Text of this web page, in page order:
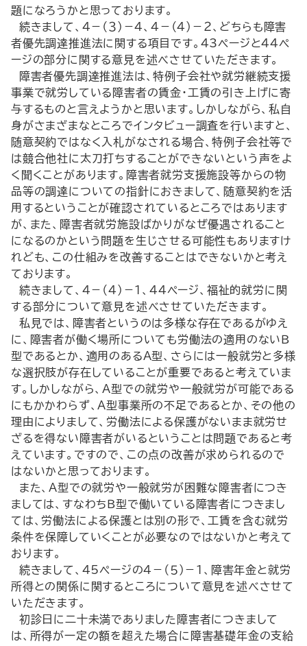
題になろうかと思っております。
続きまして、４－（３）－４、４－（４）－２、どちらも障害
者優先調達推進法に関する項目です。43ページと44ペ
ージの部分に関する意見を述べさせていただきます。
障害者優先調達推進法は、特例子会社や就労継続支援
事業で就労している障害者の賃金・工賃の引き上げに寄
与するものと言えようかと思います。しかしながら、私自
身がさまざまなところでインタビュー調査を行いますと、
随意契約ではなく入札がなされる場合、特例子会社等で
は競合他社に太刀打ちすることができないという声をよ
く聞くことがあります。障害者就労支援施設等からの物
品等の調達についての指針におきまして、随意契約を活
用するということが確認されているところではあります
が、また、障害者就労施設ばかりがなぜ優遇されること
になるのかという問題を生じさせる可能性もありますけ
れども、この仕組みを改善することはできないかと考え
ております。
続きまして、４－（４）－１、44ページ、福祉的就労に関
する部分について意見を述べさせていただきます。
私見では、障害者というのは多様な存在であるがゆえ
に、障害者が働く場所についても労働法の適用のないＢ
型であるとか、適用のあるＡ型、さらには一般就労と多様
な選択肢が存在していることが重要であると考えていま
す。しかしながら、Ａ型での就労や一般就労が可能である
にもかかわらず、Ａ型事業所の不足であるとか、その他の
理由によりまして、労働法による保護がないまま就労せ
ざるを得ない障害者がいるということは問題であると考
えています。ですので、この点の改善が求められるので
はないかと思っております。
また、Ａ型での就労や一般就労が困難な障害者につき
ましては、すなわちＢ型で働いている障害者につきまし
ては、労働法による保護とは別の形で、工賃を含む就労
条件を保障していくことが必要なのではないかと考えて
おります。
続きまして、45ページの４－（５）－１、障害年金と就労
所得との関係に関するところについて意見を述べさせて
いただきます。
初診日に二十未満でありました障害者につきまして
は、所得が一定の額を超えた場合に障害基礎年金の支給